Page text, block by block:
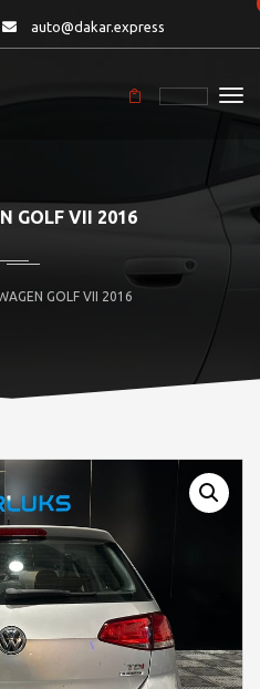
auto@dakar.express
GOLF VII 2016
GOLF VII 2016